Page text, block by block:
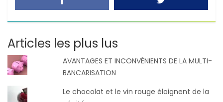
Articles les plus lus
AVANTAGES ET INCONVÉNIENTS DE LA MULTI-
BANCARISATION
Le chocolat et le vin rouge éloignent de la